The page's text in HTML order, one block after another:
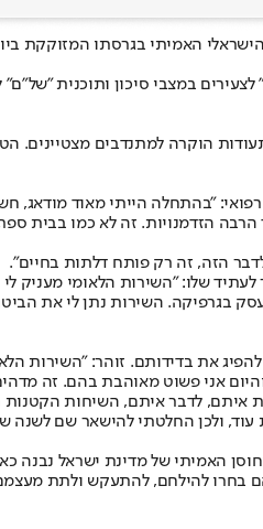
במצבי סיכון ותוכנית
הוקרה למתנדבים
"בהתחלה הייתי מאוד מודאג,
הזדמנויות. זה לא כמו בבית
הזה, זה רק פותח דלתות בחיים".
שלו: "השירות הלאומי מעניק
בגרפיקה. השירות נתן לי את
את בדידותם. זוהר: "השירות
אני פשוט מאוהבת בהם. זה
איתם, לדבר איתם, השיחות
ולכן החלטתי להישאר שם לשנה
האמיתי של מדינת ישראל נבנה
בחרו להילחם, להתעקש ולתת